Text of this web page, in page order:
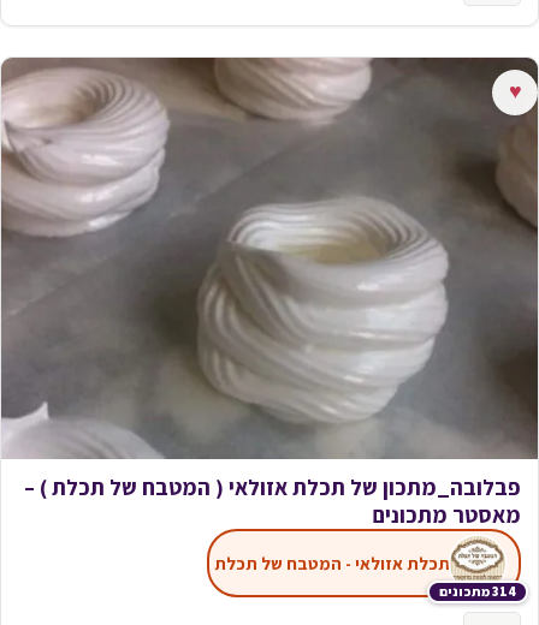
♥
פבלובה_מתכון של תכלת אזולאי ( המטבח של תכלת ) –
מאסטר מתכונים
314 מתכונים
תכלת אזולאי - המטבח של תכלת